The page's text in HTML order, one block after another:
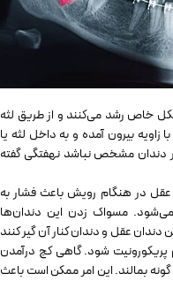
خاص رشد می‌کنند و از طریق لثه
زاویه بیرون آمده و به داخل لثه یا
دندان مشخص نباشد نهفتگی گفته
در هنگام رویش باعث فشار به
مسواک زدن این دندان‌ها
دندان عقل و دندان کنار آن گیر کنند
پریکورونیت شود. گاهی کج درآمدن
بمالند. این امر ممکن است باعث